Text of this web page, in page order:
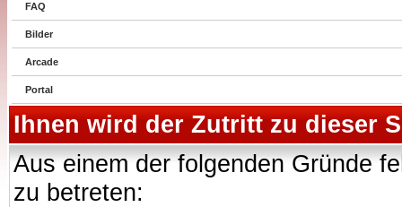
FAQ
Bilder
Arcade
Portal
Ihnen wird der Zutritt zu dieser
Aus einem der folgenden Gründe
zu betreten: